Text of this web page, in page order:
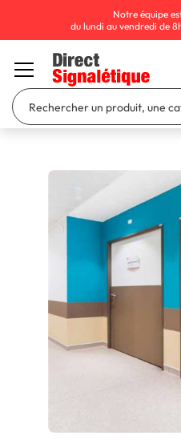
Notre équipe
du lundi au vendredi de